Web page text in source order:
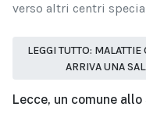
verso altri centri
LEGGI TUTTO:
ARRIVA UNA
Lecce, un comune